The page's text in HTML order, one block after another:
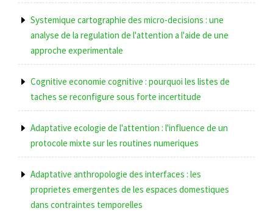
Systemique cartographie des micro-decisions : une
analyse de la regulation de l'attention a l'aide de une
approche experimentale
Cognitive economie cognitive : pourquoi les listes de
taches se reconfigure sous forte incertitude
Adaptative ecologie de l'attention : l'influence de un
protocole mixte sur les routines numeriques
Adaptative anthropologie des interfaces : les
proprietes emergentes de les espaces domestiques
dans contraintes temporelles